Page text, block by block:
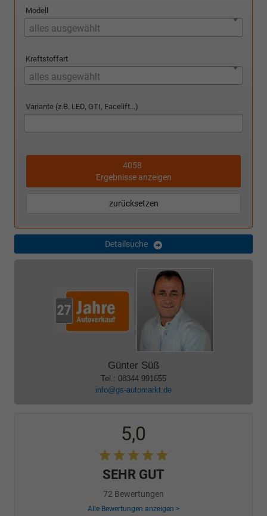
Modell
alles ausgewählt
Kraftstoffart
alles ausgewählt
Variante (z.B. LED, GTI, Facelift...)
4058
Ergebnisse anzeigen
zurücksetzen
Detailsuche
Günter Süß
Tel.: 08344 991655
info@gs-automarkt.de
5,0
SEHR GUT
72 Bewertungen
Alle Bewertungen anzeigen >